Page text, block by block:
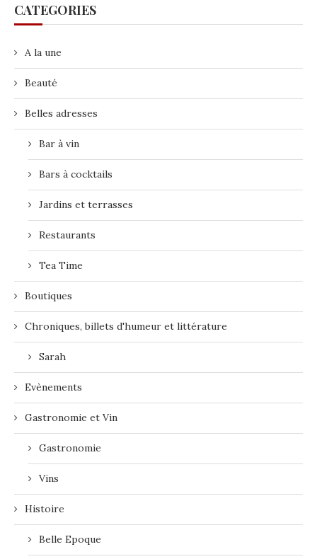
CATEGORIES
A la une
Beauté
Belles adresses
Bar à vin
Bars à cocktails
Jardins et terrasses
Restaurants
Tea Time
Boutiques
Chroniques, billets d'humeur et littérature
Sarah
Evènements
Gastronomie et Vin
Gastronomie
Vins
Histoire
Belle Epoque